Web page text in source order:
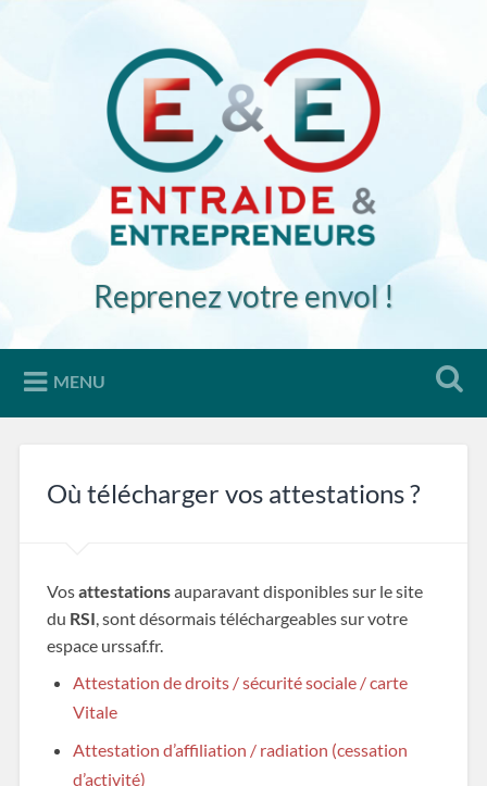
Reprenez votre envol !
MENU
Où télécharger vos attestations ?
Vosattestationsauparavant disponibles sur le site
du RSI , sont désormais téléchargeables sur votre
espace urssaf.fr.
Attestation de droits / sécurité sociale / carte
Vitale
Attestation d’affiliation / radiation (cessation
d’activité)